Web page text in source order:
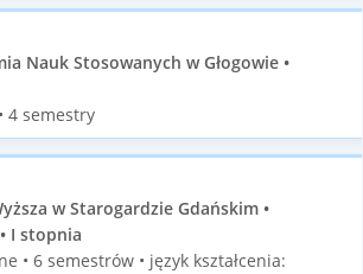
Nauk Stosowanych w Głogowie •
4 semestry
w Starogardzie Gdańskim •
I stopnia
• 6 semestrów • język kształcenia: